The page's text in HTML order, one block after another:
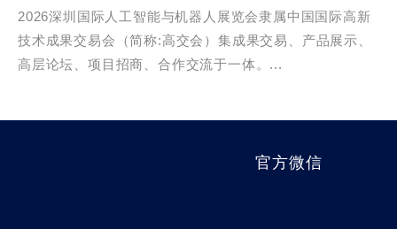
2026深圳国际人工智能与机器人展览会隶属中国国际高新
技术成果交易会（简称:高交会）集成果交易、产品展示、
高层论坛、项目招商、合作交流于一体。...
官方微信